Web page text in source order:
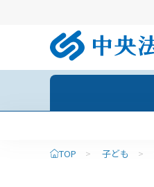
TOP > 子ども >